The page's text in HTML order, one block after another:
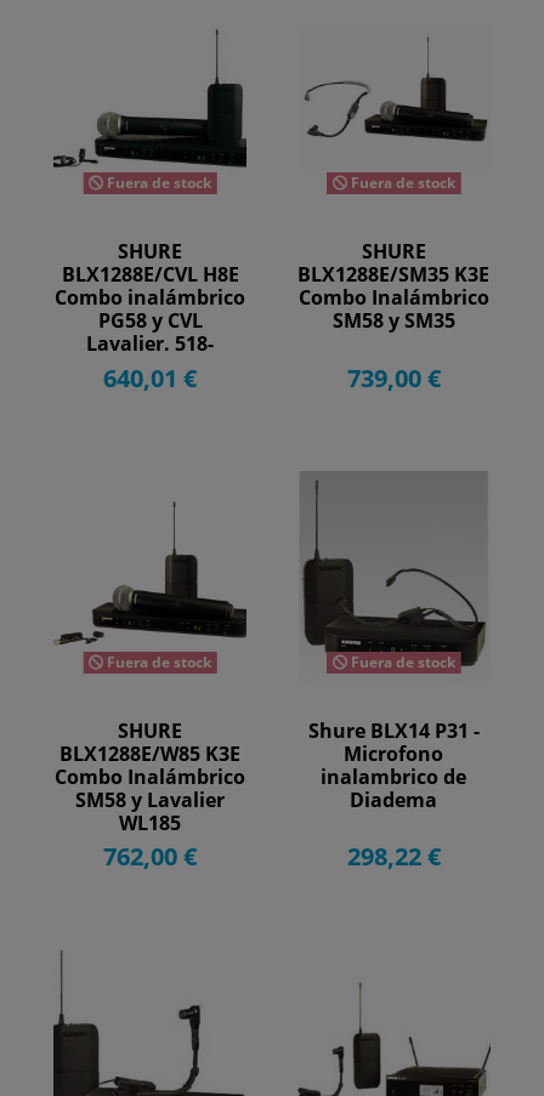
Fuera de stock
SHURE
BLX1288E/CVL H8E
Combo inalámbrico
PG58 y CVL
Lavalier. 518-
542MHz.
640,01 €
Fuera de stock
SHURE
BLX1288E/SM35 K3E
Combo Inalámbrico
SM58 y SM35
739,00 €
Fuera de stock
SHURE
BLX1288E/W85 K3E
Combo Inalámbrico
SM58 y Lavalier
WL185
762,00 €
Fuera de stock
Shure BLX14 P31 -
Microfono
inalambrico de
Diadema
298,22 €